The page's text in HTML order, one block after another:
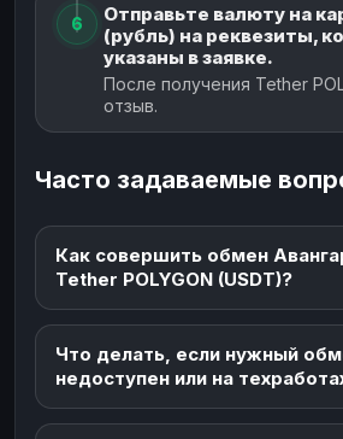
6
Отправьте валюту на
(рубль) на реквезиты,
указаны в заявке.
После получения Tether
отзыв.
Часто задаваемые
Как совершить обмен
Tether POLYGON (USDT)?
Что делать, если нужный
недоступен или на